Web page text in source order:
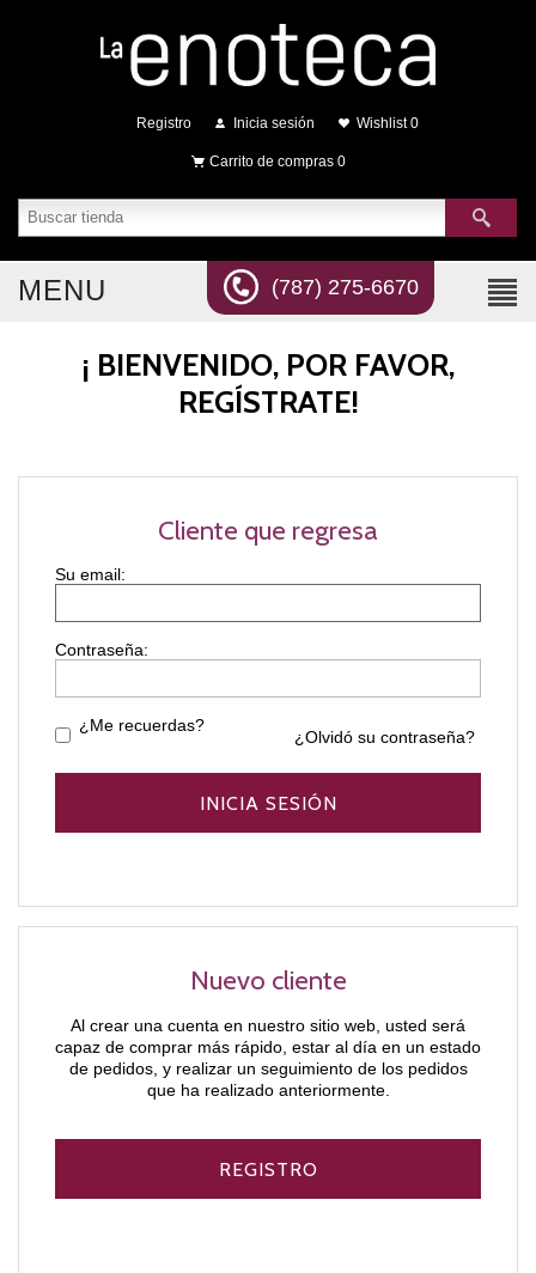
Registro Inicia sesión Wishlist 0
Carrito de compras 0
(787) 275-6670
MENU
¡ BIENVENIDO, POR FAVOR,
REGÍSTRATE!
Nuevo cliente
Al crear una cuenta en nuestro sitio web, usted será
capaz de comprar más rápido, estar al día en un estado
de pedidos, y realizar un seguimiento de los pedidos
que ha realizado anteriormente.
Cliente que regresa
Contraseña:
¿Me recuerdas?
¿Olvidó su contraseña?